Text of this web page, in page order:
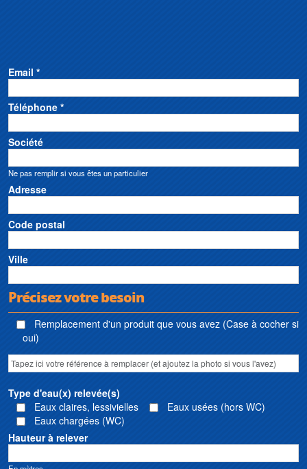
Email *
Téléphone *
Société
Ne pas remplir si vous êtes un particulier
Adresse
Code postal
Ville
Précisez votre besoin
Remplacement d'un produit que vous avez (Case à cocher si
oui)
Type d'eau(x) relevée(s)
Eaux claires, lessivielles
Eaux usées (hors WC)
Eaux chargées (WC)
Hauteur à relever